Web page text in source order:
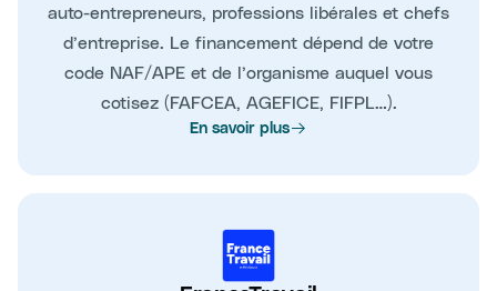
auto-entrepreneurs, professions libérales et chefs
d’entreprise. Le financement dépend de votre
code NAF/APE et de l’organisme auquel vous
cotisez (FAFCEA, AGEFICE, FIFPL…).
En savoir plus